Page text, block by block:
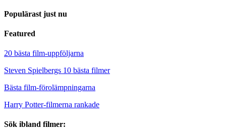
Populärast just nu
Featured
20 bästa film-uppföljarna
Steven Spielbergs 10 bästa filmer
Bästa film-förolämpningarna
Harry Potter-filmerna rankade
Sök ibland filmer: